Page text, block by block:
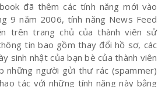
đã thêm các tính năng mới vào
9 năm 2006, tính năng News Feed
trên trang chủ của thành viên sử
tin bao gồm thay đổi hồ sơ, các
sinh nhật của bạn bè của thành viên
những người gửi thư rác (spammer)
tác với những tính năng này bằng